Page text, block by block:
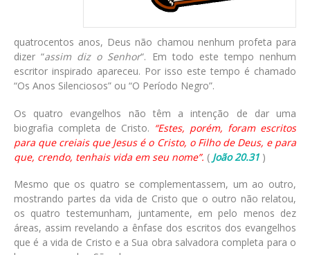
quatrocentos anos, Deus não chamou nenhum profeta para
dizer “assim diz o Senhor“. Em todo este tempo nenhum
escritor inspirado apareceu. Por isso este tempo é chamado
“Os Anos Silenciosos” ou “O Período Negro”.
Os quatro evangelhos não têm a intenção de dar uma
biografia completa de Cristo. “Estes, porém, foram escritos
para que creiais que Jesus é o Cristo, o Filho de Deus, e para
que, crendo, tenhais vida em seu nome”. ( João 20.31 )
Mesmo que os quatro se complementassem, um ao outro,
mostrando partes da vida de Cristo que o outro não relatou,
os quatro testemunham, juntamente, em pelo menos dez
áreas, assim revelando a ênfase dos escritos dos evangelhos
que é a vida de Cristo e a Sua obra salvadora completa para o